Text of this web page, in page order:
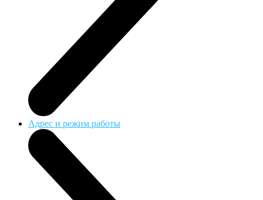
Адрес и режим работы